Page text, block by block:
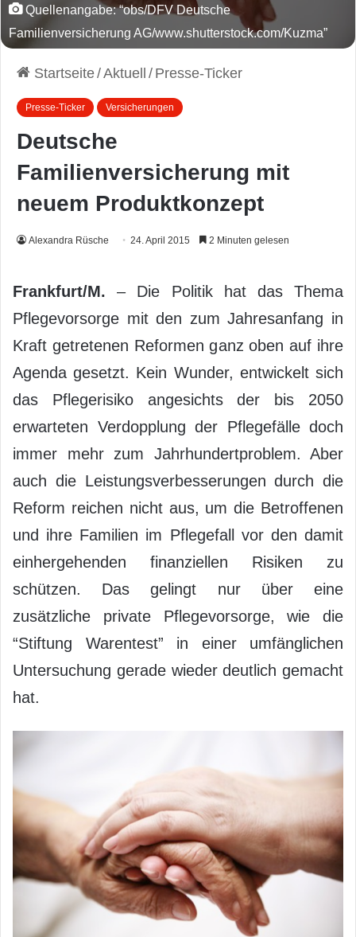
Quellenangabe: “obs/DFV Deutsche
Familienversicherung AG/www.shutterstock.com/Kuzma”
Startseite/Aktuell / Presse-Ticker
Presse-Ticker Versicherungen
Deutsche
Familienversicherung mit
neuem Produktkonzept
Alexandra Rüsche 24. April 2015 2 Minuten gelesen
Frankfurt/M. – Die Politik hat das Thema
Pflegevorsorge mit den zum Jahresanfang in
Kraft getretenen Reformen ganz oben auf ihre
Agenda gesetzt. Kein Wunder, entwickelt sich
das Pflegerisiko angesichts der bis 2050
erwarteten Verdopplung der Pflegefälle doch
immer mehr zum Jahrhundertproblem. Aber
auch die Leistungsverbesserungen durch die
Reform reichen nicht aus, um die Betroffenen
und ihre Familien im Pflegefall vor den damit
einhergehenden finanziellen Risiken zu
schützen. Das gelingt nur über eine
zusätzliche private Pflegevorsorge, wie die
“Stiftung Warentest” in einer umfänglichen
Untersuchung gerade wieder deutlich gemacht
hat.